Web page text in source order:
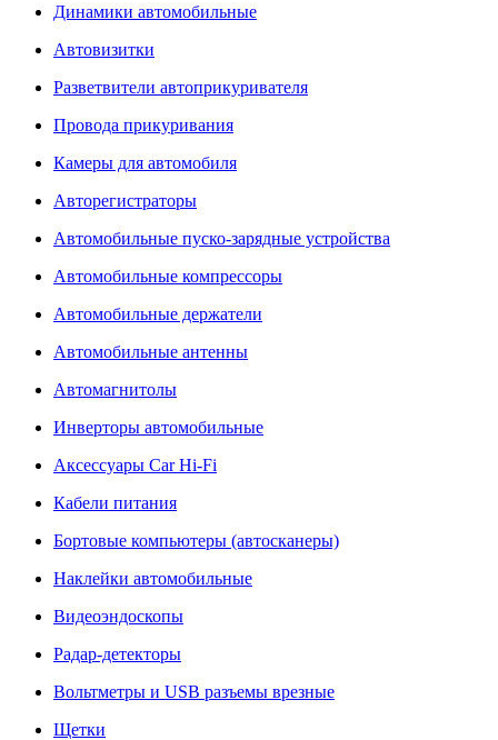
Динамики автомобильные
Автовизитки
Разветвители автоприкуривателя
Провода прикуривания
Камеры для автомобиля
Авторегистраторы
Автомобильные пуско-зарядные устройства
Автомобильные компрессоры
Автомобильные держатели
Автомобильные антенны
Автомагнитолы
Инверторы автомобильные
Аксессуары Car Hi-Fi
Кабели питания
Бортовые компьютеры (автосканеры)
Наклейки автомобильные
Видеоэндоскопы
Радар-детекторы
Вольтметры и USB разъемы врезные
Щетки